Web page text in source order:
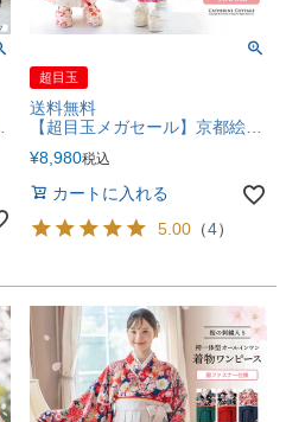
超目玉
送料無料
【超目玉メガセール】京都絵師によるオリジナル柄＆レース生地の被布セット 七五三 女の子 男の子 男女兼用 年賀状写真やお正月やひな祭りにも 着物 TAK
¥8,980税込
カートに入れる
5.00 （4）